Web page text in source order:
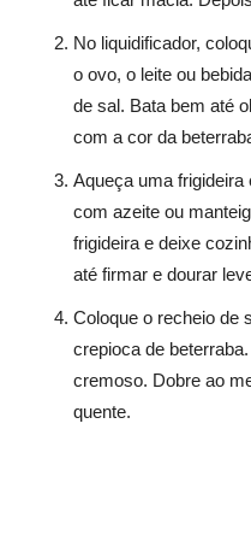
No liquidificador,
o ovo, o leite ou
de sal. Bata bem até
com a cor da
Aqueça uma frigideira
com azeite ou
frigideira e deixe
até firmar e dourar
Coloque o recheio de
crepioca de
cremoso. Dobre ao
quente.